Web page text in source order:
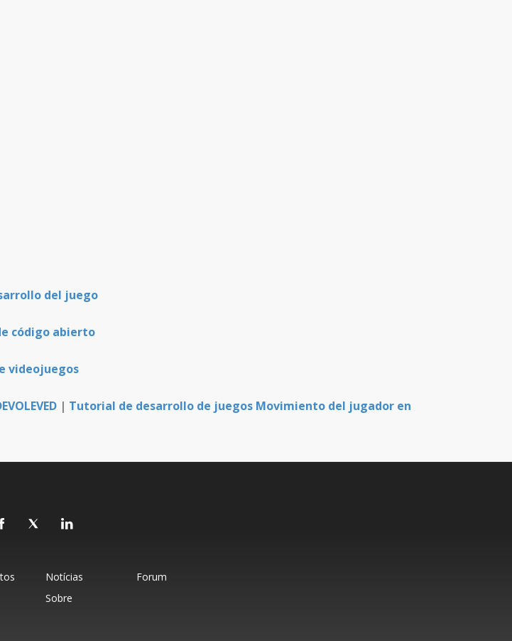
del juego
código abierto
videojuegos
| Tutorial de desarrollo de juegos Movimiento del jugador en
Notícias
Forum
Sobre